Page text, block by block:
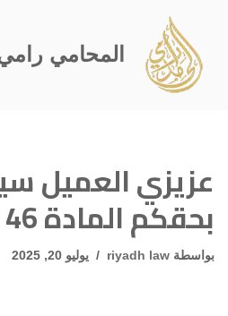
تخطى
إلى
المحتوى
المحامي
عزيزي العميل
بحقكم المادة 46 (ماذا تعني)
بواسطة riyadh law يوليو 20, 2025